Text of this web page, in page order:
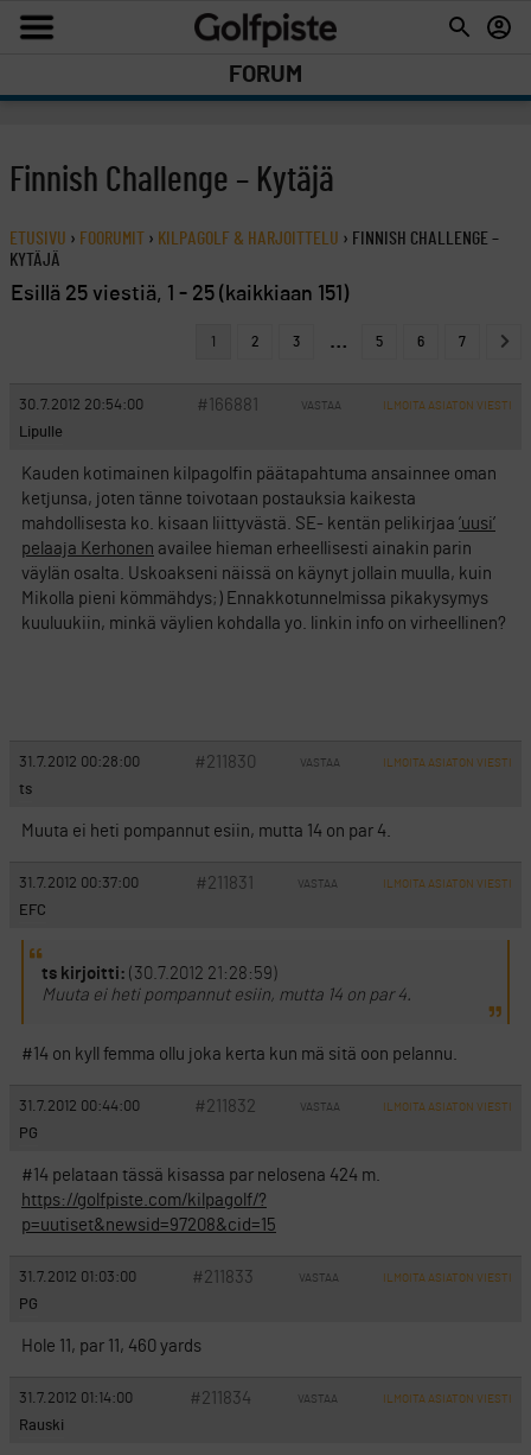
FORUM
Finnish Challenge – Kytäjä
ETUSIVU › FOORUMIT › KILPAGOLF & HARJOITTELU › FINNISH CHALLENGE –
KYTÄJÄ
Esillä 25 viestiä, 1 - 25 (kaikkiaan 151)
1 2 3 … 5 6 7
30.7.2012 20:54:00 #166881 VASTAA ILMOITA ASIATON VIESTI
Lipulle
Kauden kotimainen kilpagolfin päätapahtuma ansainnee oman
ketjunsa, joten tänne toivotaan postauksia kaikesta
mahdollisesta ko. kisaan liittyvästä. SE- kentän pelikirjaa ’uusi’
pelaaja Kerhonen availee hieman erheellisesti ainakin parin
väylän osalta. Uskoakseni näissä on käynyt jollain muulla, kuin
Mikolla pieni kömmähdys;) Ennakkotunnelmissa pikakysymys
kuuluukiin, minkä väylien kohdalla yo. linkin info on virheellinen?
31.7.2012 00:28:00 #211830 VASTAA ILMOITA ASIATON VIESTI
ts
Muuta ei heti pompannut esiin, mutta 14 on par 4.
31.7.2012 00:37:00 #211831 VASTAA ILMOITA ASIATON VIESTI
EFC
ts kirjoitti: (30.7.2012 21:28:59)
Muuta ei heti pompannut esiin, mutta 14 on par 4.
#14 on kyll femma ollu joka kerta kun mä sitä oon pelannu.
31.7.2012 00:44:00 #211832 VASTAA ILMOITA ASIATON VIESTI
PG
#14 pelataan tässä kisassa par nelosena 424 m.
https://golfpiste.com/kilpagolf/?
p=uutiset&newsid=97208&cid=15
31.7.2012 01:03:00 #211833 VASTAA ILMOITA ASIATON VIESTI
PG
Hole 11, par 11, 460 yards
31.7.2012 01:14:00 #211834 VASTAA ILMOITA ASIATON VIESTI
Rauski